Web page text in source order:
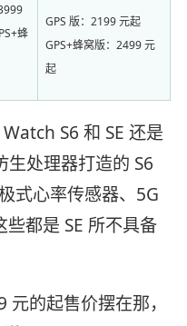
蜂
GPS 版：2199 元起
GPS+蜂窝版：2499 元
起
S6 和 SE 还是
生处理器打造的 S6
式心率传感器、5G
都是 SE 所不具备
的起售价摆在那，